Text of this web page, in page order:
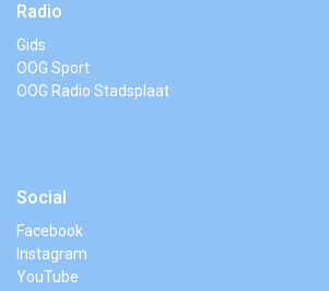
Radio
Gids
OOG Sport
OOG Radio Stadsplaat
Social
Facebook
Instagram
YouTube